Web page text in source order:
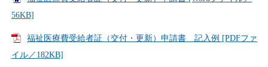
56KB]
福祉医療費受給者証（交付・更新）申請書 記入例 [PDFファ
イル／182KB]